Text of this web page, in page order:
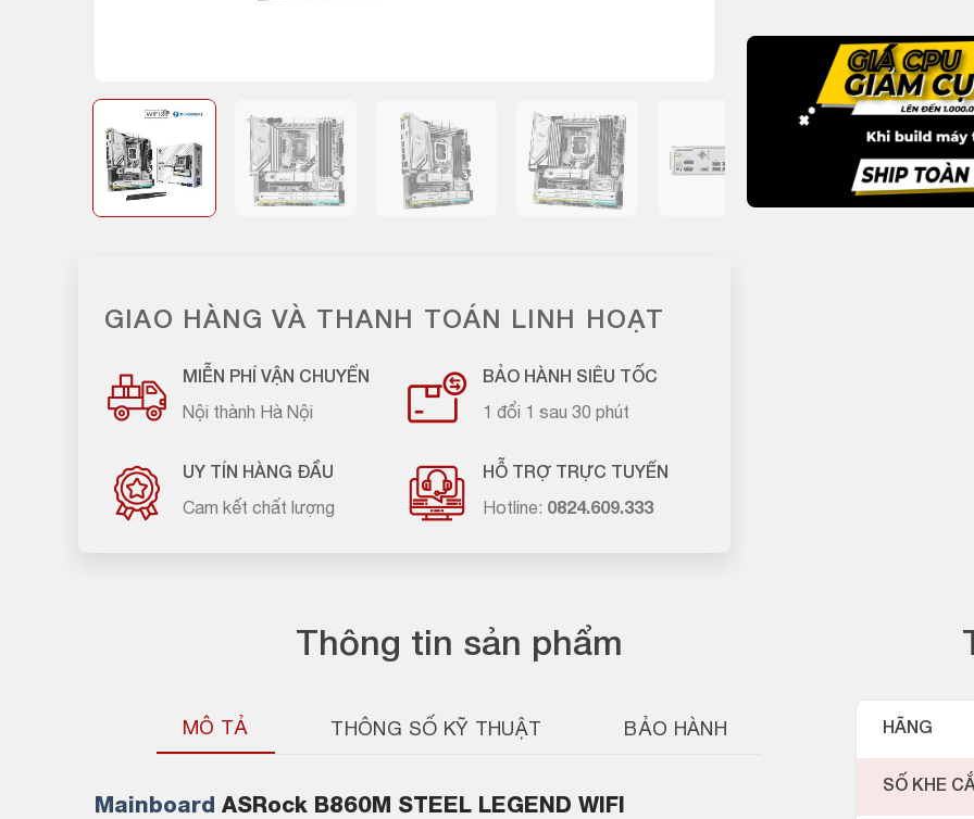
GIAO HÀNG VÀ THANH TOÁN LINH HOẠT
MIỄN PHÍ VẬN CHUYỂN
Nội thành Hà Nội
BẢO HÀNH SIÊU TỐC
1 đổi 1 sau 30 phút
UY TÍN HÀNG ĐẦU
Cam kết chất lượng
HỖ TRỢ TRỰC TUYẾN
Hotline: 0824.609.333
Thông tin sản phẩm
MÔ TẢ THÔNG SỐ KỸ THUẬT BẢO HÀNH
Mainboard ASRock B860M STEEL LEGEND WIFI
HÃNG
SỐ KHE